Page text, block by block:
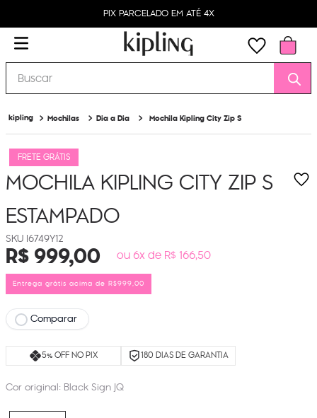
PIX PARCELADO EM ATÉ 4X
Buscar
Mochilas Dia a Dia Mochila Kipling City Zip S
FRETE GRÁTIS
MOCHILA KIPLING CITY ZIP S
ESTAMPADO
I6749Y12
R$999,00 ou 6x de R$ 166,50
Entrega grátis acima de R$999,00
Comparar
5% OFF NO PIX 180 DIAS DE GARANTIA
Cor original: Black Sign JQ